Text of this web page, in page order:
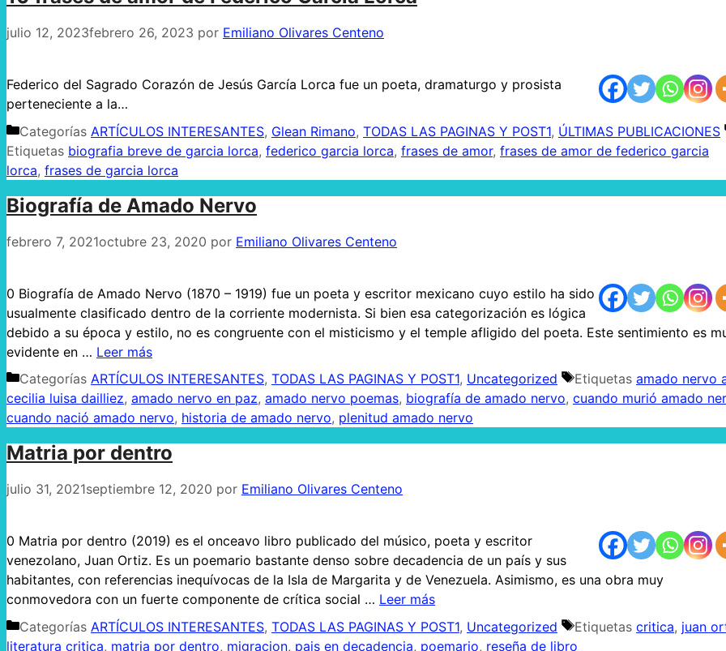
julio 12, 2023febrero 26, 2023 por Emiliano Olivares Centeno
Federico del Sagrado Corazón de Jesús García Lorca fue un poeta, dramaturgo y prosista
perteneciente a la…
Categorías ARTÍCULOS INTERESANTES, Glean Rimano, TODAS LAS PAGINAS Y POST1, ÚLTIMAS PUBLICACIONES
Etiquetas biografia breve de garcia lorca, federico garcia lorca, frases de amor, frases de amor de federico garcia
lorca, frases de garcia lorca
Biografía de Amado Nervo
febrero 7, 2021octubre 23, 2020 por Emiliano Olivares Centeno
0 Biografía de Amado Nervo (1870 – 1919) fue un poeta y escritor mexicano cuyo estilo ha sido
usualmente clasificado dentro de la corriente modernista. Si bien esa categorización es lógica
debido a su época y estilo, no es congruente con el misticismo y el temple afligido del poeta. Este sentimiento es
evidente en … Leer más
Categorías ARTÍCULOS INTERESANTES, TODAS LAS PAGINAS Y POST1, Uncategorized Etiquetas amado nervo
cecilia luisa dailliez, amado nervo en paz, amado nervo poemas, biografía de amado nervo, cuando murió amado
cuando nació amado nervo, historia de amado nervo, plenitud amado nervo
Matria por dentro
julio 31, 2021septiembre 12, 2020 por Emiliano Olivares Centeno
0 Matria por dentro (2019) es el onceavo libro publicado del músico, poeta y escritor
venezolano, Juan Ortiz. Es un poemario bastante denso sobre decadencia de un país y sus
habitantes, con referencias inequívocas de la Isla de Margarita y de Venezuela. Asimismo, es una obra muy
conmovedora con un fuerte componente de crítica social … Leer más
Categorías ARTÍCULOS INTERESANTES, TODAS LAS PAGINAS Y POST1, Uncategorized Etiquetas critica, juan
literatura critica, matria por dentro, migracion, pais en decadencia, poemario, reseña de libro